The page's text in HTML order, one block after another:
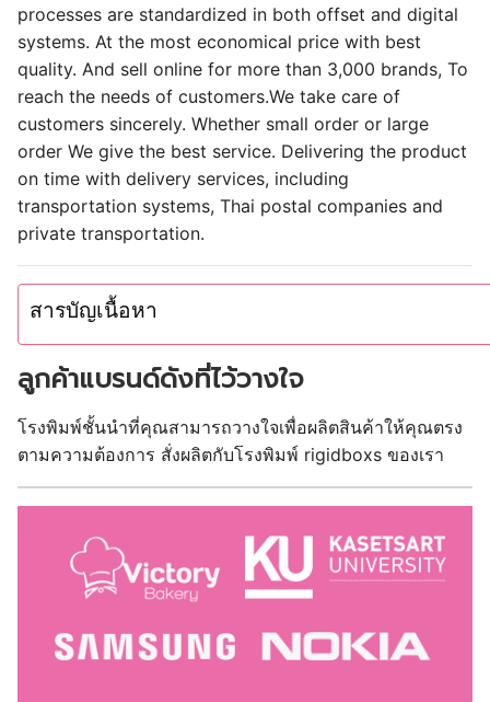
processes are standardized in both offset and digital
systems. At the most economical price with best
quality. And sell online for more than 3,000 brands, To
reach the needs of customers.We take care of
customers sincerely. Whether small order or large
order We give the best service. Delivering the product
on time with delivery services, including
transportation systems, Thai postal companies and
private transportation.
สารบัญเนื้อหา
ลูกค้าแบรนด์ดังที่ไว้วางใจ
โรงพิมพ์ชั้นนำที่คุณสามารถวางใจเพื่อผลิตสินค้าให้คุณตรง
ตามความต้องการ สั่งผลิตกับโรงพิมพ์ rigidboxs ของเรา